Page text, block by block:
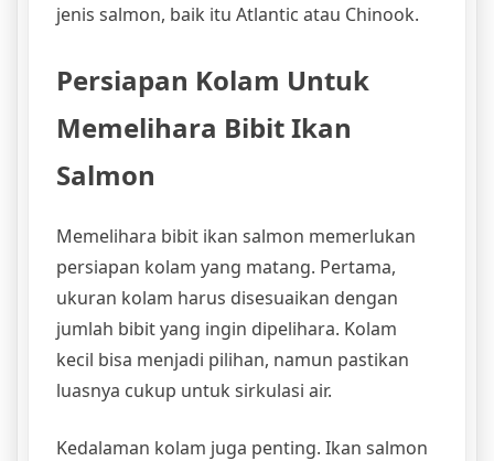
jenis salmon, baik itu Atlantic atau Chinook.
Persiapan Kolam Untuk
Memelihara Bibit Ikan
Salmon
Memelihara bibit ikan salmon memerlukan
persiapan kolam yang matang. Pertama,
ukuran kolam harus disesuaikan dengan
jumlah bibit yang ingin dipelihara. Kolam
kecil bisa menjadi pilihan, namun pastikan
luasnya cukup untuk sirkulasi air.
Kedalaman kolam juga penting. Ikan salmon